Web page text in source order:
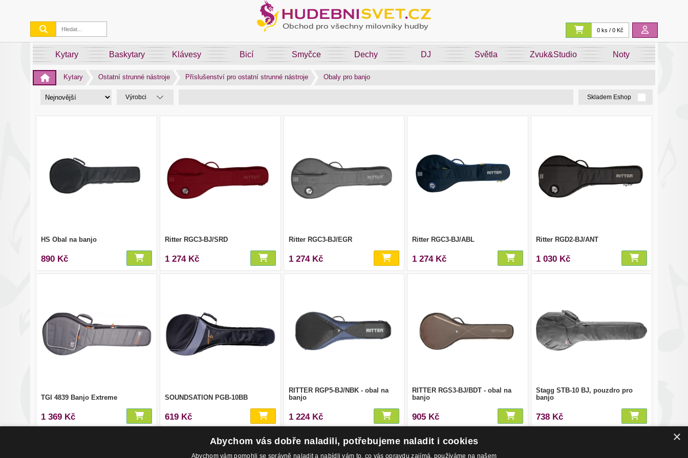
0 ks / 0 Kč
Kytary Baskytary Klávesy Bicí Smyčce Dechy DJ Světla Zvuk&Studio Noty
Kytary Ostatní strunné nástroje Příslušenství pro ostatní strunné nástroje Obaly pro banjo
Výrobci Skladem Eshop
HS Obal na banjo
890 Kč
Ritter RGC3-BJ/SRD
1 274 Kč
Ritter RGC3-BJ/EGR
1 274 Kč
Ritter RGC3-BJ/ABL
1 274 Kč
Ritter RGD2-BJ/ANT
1 030 Kč
TGI 4839 Banjo Extreme
1 369 Kč
SOUNDSATION PGB-10BB
619 Kč
RITTER RGP5-BJ/NBK - obal na
banjo
1 224 Kč
RITTER RGS3-BJ/BDT - obal na
banjo
905 Kč
Stagg STB-10 BJ, pouzdro pro
banjo
738 Kč
×
Abychom vás dobře naladili, potřebujeme naladit i cookies
Abychom vám pomohli se správně naladit a nabídli vám to, co vás opravdu zajímá, používáme na našem